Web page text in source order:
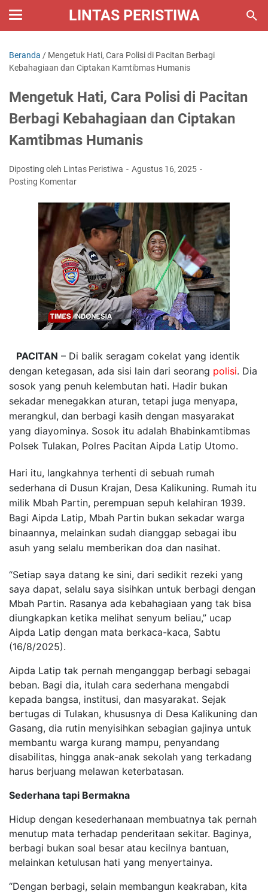
LINTAS PERISTIWA
Beranda / Mengetuk Hati, Cara Polisi di Pacitan Berbagi
Kebahagiaan dan Ciptakan Kamtibmas Humanis
Mengetuk Hati, Cara Polisi di Pacitan
Berbagi Kebahagiaan dan Ciptakan
Kamtibmas Humanis
Diposting oleh Lintas Peristiwa
Agustus 16, 2025
Posting Komentar
PACITAN – Di balik seragam cokelat yang identik
dengan ketegasan, ada sisi lain dari seorang polisi. Dia
sosok yang penuh kelembutan hati. Hadir bukan
sekadar menegakkan aturan, tetapi juga menyapa,
merangkul, dan berbagi kasih dengan masyarakat
yang diayominya. Sosok itu adalah Bhabinkamtibmas
Polsek Tulakan, Polres Pacitan Aipda Latip Utomo.
Hari itu, langkahnya terhenti di sebuah rumah
sederhana di Dusun Krajan, Desa Kalikuning. Rumah itu
milik Mbah Partin, perempuan sepuh kelahiran 1939.
Bagi Aipda Latip, Mbah Partin bukan sekadar warga
binaannya, melainkan sudah dianggap sebagai ibu
asuh yang selalu memberikan doa dan nasihat.
“Setiap saya datang ke sini, dari sedikit rezeki yang
saya dapat, selalu saya sisihkan untuk berbagi dengan
Mbah Partin. Rasanya ada kebahagiaan yang tak bisa
diungkapkan ketika melihat senyum beliau,” ucap
Aipda Latip dengan mata berkaca-kaca, Sabtu
(16/8/2025).
Aipda Latip tak pernah menganggap berbagi sebagai
beban. Bagi dia, itulah cara sederhana mengabdi
kepada bangsa, institusi, dan masyarakat. Sejak
bertugas di Tulakan, khususnya di Desa Kalikuning dan
Gasang, dia rutin menyisihkan sebagian gajinya untuk
membantu warga kurang mampu, penyandang
disabilitas, hingga anak-anak sekolah yang terkadang
harus berjuang melawan keterbatasan.
Sederhana tapi Bermakna
Hidup dengan kesederhanaan membuatnya tak pernah
menutup mata terhadap penderitaan sekitar. Baginya,
berbagi bukan soal besar atau kecilnya bantuan,
melainkan ketulusan hati yang menyertainya.
“Dengan berbagi, selain membangun keakraban, kita